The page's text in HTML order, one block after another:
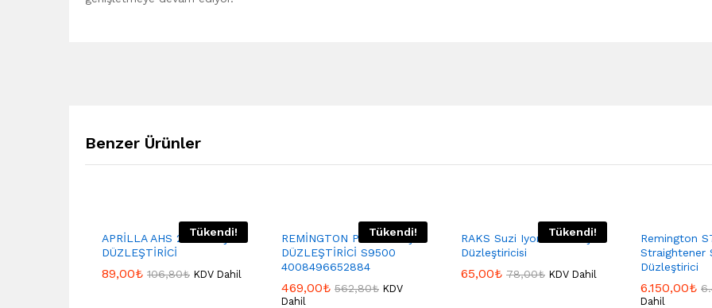
Benzer Ürünler
Tükendi!
APRİLLA AHS 2022 SAÇ
DÜZLEŞTİRİCİ
89,00₺ 106,80₺ KDV Dahil
Tükendi!
REMİNGTON PEARL SAÇ
DÜZLEŞTİRİCİ S9500
4008496652884
469,00₺ 562,80₺ KDV
Dahil
Tükendi!
RAKS Suzi Iyonizerli Saç
Düzleştiricisi
65,00₺ 78,00₺ KDV Dahil
Remington
Straightener
Düzleştirici
6.150,00₺
Dahil